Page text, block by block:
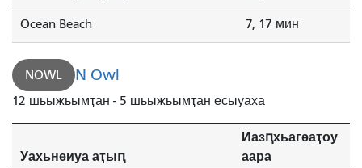
Ocean Beach 7, 17 мин
NOWL N Owl
12 шьыжьымҭан - 5 шьыжьымҭан есыуаха
Уахьнеиуа аҭыԥ
Иазԥхьагәаҭоу
аара